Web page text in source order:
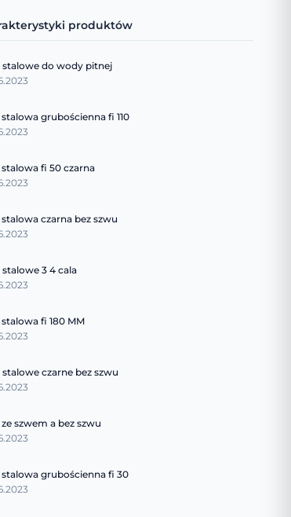
produktów
stalowe do wody pitnej
stalowa grubościenna fi 110
stalowa fi 50 czarna
stalowa czarna bez szwu
stalowe 3 4 cala
stalowa fi 180 MM
stalowe czarne bez szwu
ze szwem a bez szwu
stalowa grubościenna fi 30